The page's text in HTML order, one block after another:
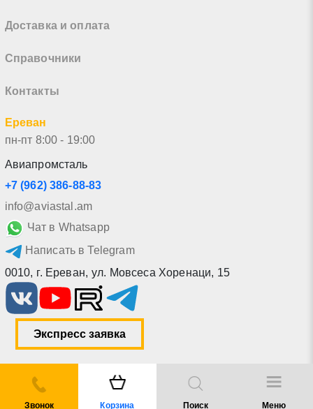
Звонок Корзина Поиск Меню
Доставка и оплата
Справочники
Контакты
Ереван
пн-пт 8:00 - 19:00
Авиапромсталь
+7 (962) 386-88-83
info@aviastal.am
Чат в Whatsapp
Написать в Telegram
0010, г. Ереван, ул. Мовсеса Хоренаци, 15
Экспресс заявка